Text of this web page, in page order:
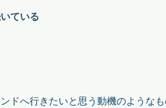
ている
ドへ行きたいと思う動機のような